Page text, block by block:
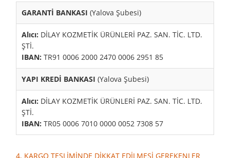
GARANTİ BANKASI (Yalova Şubesi)
Alıcı: DİLAY KOZMETİK ÜRÜNLERİ PAZ. SAN. TİC. LTD.
ŞTİ.
IBAN: TR91 0006 2000 2470 0006 2951 85
YAPI KREDİ BANKASI (Yalova Şubesi)
Alıcı: DİLAY KOZMETİK ÜRÜNLERİ PAZ. SAN. TİC. LTD.
ŞTİ.
IBAN: TR05 0006 7010 0000 0052 7308 57
4. KARGO TESLİMİNDE DİKKAT EDİLMESİ GEREKENLER